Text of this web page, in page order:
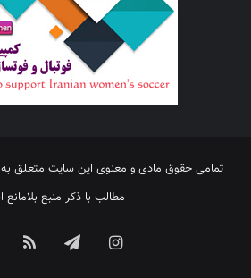
تمامی حقوق مادی و معنوی این سایت متعلق به
مطالب با ذکر منبع
اینستاگرامتلگرام